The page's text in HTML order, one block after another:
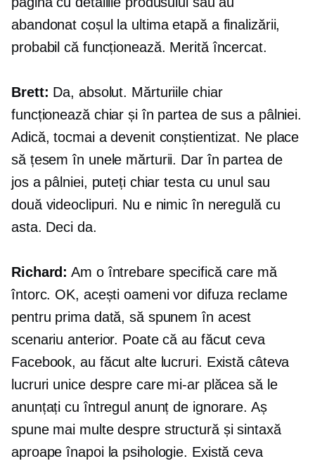
abandonat coșul la ultima etapă a finalizării,
probabil că funcționează. Merită încercat.
Brett: Da, absolut. Mărturiile chiar
funcționează chiar și în partea de sus a pâlniei.
Adică, tocmai a devenit conștientizat. Ne place
să țesem în unele mărturii. Dar în partea de
jos a pâlniei, puteți chiar testa cu unul sau
două videoclipuri. Nu e nimic în neregulă cu
asta. Deci da.
Richard: Am o întrebare specifică care mă
întorc. OK, acești oameni vor difuza reclame
pentru prima dată, să spunem în acest
scenariu anterior. Poate că au făcut ceva
Facebook, au făcut alte lucruri. Există câteva
lucruri unice despre care mi-ar plăcea să le
anunțați cu întregul anunț de ignorare. Aș
spune mai multe despre structură și sintaxă
aproape înapoi la psihologie. Există ceva